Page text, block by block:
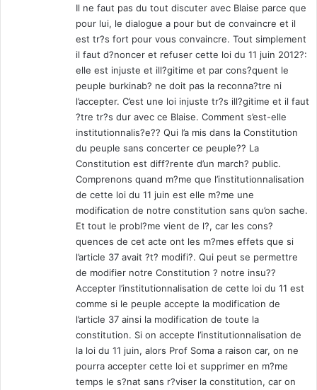
Il ne faut pas du tout discuter avec Blaise parce que
pour lui, le dialogue a pour but de convaincre et il
est tr?s fort pour vous convaincre. Tout simplement
il faut d?noncer et refuser cette loi du 11 juin 2012?:
elle est injuste et ill?gitime et par cons?quent le
peuple burkinab? ne doit pas la reconna?tre ni
l’accepter. C’est une loi injuste tr?s ill?gitime et il faut
?tre tr?s dur avec ce Blaise. Comment s’est-elle
institutionnalis?e?? Qui l’a mis dans la Constitution
du peuple sans concerter ce peuple?? La
Constitution est diff?rente d’un march? public.
Comprenons quand m?me que l’institutionnalisation
de cette loi du 11 juin est elle m?me une
modification de notre constitution sans qu’on sache.
Et tout le probl?me vient de l?, car les cons?
quences de cet acte ont les m?mes effets que si
l’article 37 avait ?t? modifi?. Qui peut se permettre
de modifier notre Constitution ? notre insu??
Accepter l’institutionnalisation de cette loi du 11 est
comme si le peuple accepte la modification de
l’article 37 ainsi la modification de toute la
constitution. Si on accepte l’institutionnalisation de
la loi du 11 juin, alors Prof Soma a raison car, on ne
pourra accepter cette loi et supprimer en m?me
temps le s?nat sans r?viser la constitution, car on